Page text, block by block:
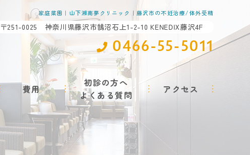
家庭菜園｜山下湘南夢クリニック｜藤沢市の不妊治療/体外受精
〒251-0025 神奈川県藤沢市鵠沼石上1-2-10 KENEDIX藤沢4F
0466-55-5011
費用
初診の方へ
よくある質問
アクセス